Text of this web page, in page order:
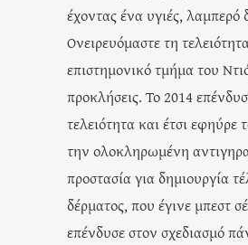
έχοντας ένα υγιές, λαμπερό
Ονειρευόμαστε τη
επιστημονικό τμήμα του
προκλήσεις. Το 2014
τελειότητα και έτσι
την ολοκληρωμένη
προστασία για δημιουργία
δέρματος, που έγινε μπεστ
επένδυσε στον σχεδιασμό